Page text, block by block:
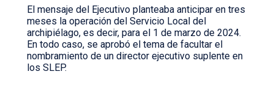
El mensaje del Ejecutivo planteaba anticipar en tres
meses la operación del Servicio Local del
archipiélago, es decir, para el 1 de marzo de 2024.
En todo caso, se aprobó el tema de facultar el
nombramiento de un director ejecutivo suplente en
los SLEP.